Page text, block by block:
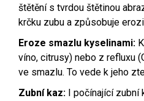
štětění s tvrdou štětinou
krčku zubu a způsobuje
Eroze smazlu kyselinami:
víno, citrusy) nebo z refluxu
ve smazlu. To vede k jeho
Zubní kaz: I počínající zubní